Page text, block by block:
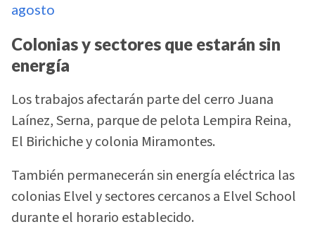
agosto
Colonias y sectores que estarán sin
energía
Los trabajos afectarán parte del cerro Juana
Laínez, Serna, parque de pelota Lempira Reina,
El Birichiche y colonia Miramontes.
También permanecerán sin energía eléctrica las
colonias Elvel y sectores cercanos a Elvel School
durante el horario establecido.